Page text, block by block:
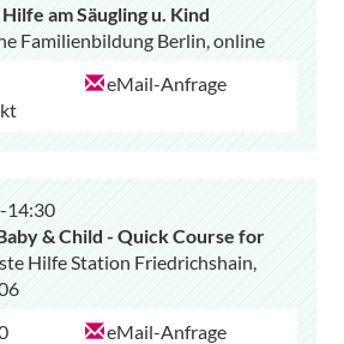
am Säugling u. Kind
Familienbildung Berlin, online
eMail-Anfrage
14:30
& Child - Quick Course for
Hilfe Station Friedrichshain,
eMail-Anfrage